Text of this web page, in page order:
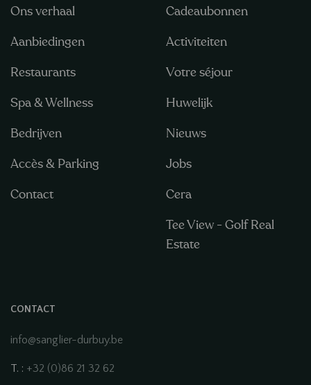
Ons verhaal
Aanbiedingen
Restaurants
Spa & Wellness
Bedrijven
Accès & Parking
Contact
Cadeaubonnen
Activiteiten
Votre séjour
Huwelijk
Nieuws
Jobs
Cera
Tee View - Golf Real
Estate
CONTACT
info@sanglier-durbuy.be
T. : +32 (0)86 21 32 62